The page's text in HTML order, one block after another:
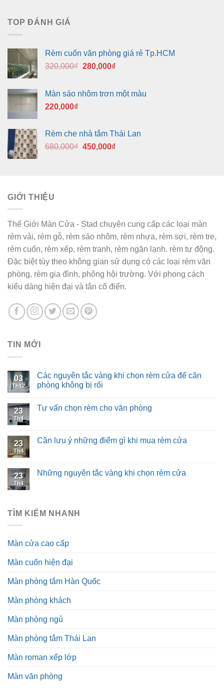
TOP ĐÁNH GIÁ
Rèm cuốn văn phòng giá rẻ Tp.HCM
320,000₫ Giá
320,000₫.
280,000₫Giá
là:
Màn sáo nhôm trơn một màu
220,000₫
Rèm che nhà tắm Thái Lan
680,000₫ Giá
450,000₫Giá
GIỚI THIỆU
Thế Giới Màn Cửa - Stad chuyên cung cấp các loại màn
rèm vải, rèm gỗ, rèm sáo nhôm, rèm nhựa, rèm sợi, rèm tre,
rèm cuốn, rèm xếp, rèm tranh, rèm ngăn lạnh. rèm tự động.
Đặc biệt tùy theo không gian sử dụng có các loại rèm văn
phòng, rèm gia đình, phông hội trường. Với phong cách
kiểu dáng hiện đại và tân cổ điển.
TIN MỚI
03
Th12
Các nguyên tắc vàng khi chọn rèm cửa để căn
phòng không bị rối
23
Th4
Tư vấn chọn rèm cho văn phòng
23
Th4
Cần lưu ý những điểm gì khi mua rèm cửa
23
Th4
Những nguyên tắc vàng khi chọn rèm cửa
TÌM KIẾM NHANH
Màn cửa cao cấp
Màn cuốn hiện đại
Màn phòng tắm Hàn Quốc
Màn phòng khách
Màn phòng ngủ
Màn phòng tắm Thái Lan
Màn roman xếp lớp
Màn văn phòng